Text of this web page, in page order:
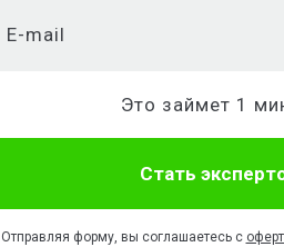
Это займет 1
Стать
Отправляя форму, вы соглашаетесь с